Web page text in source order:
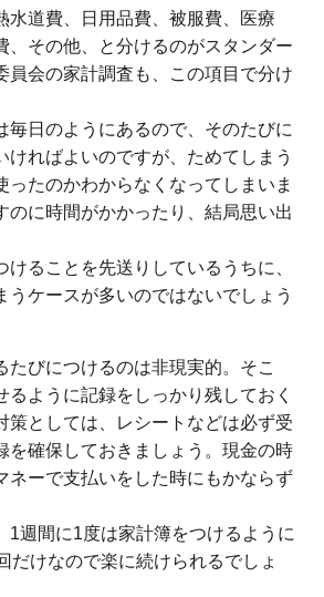
水道費、日用品費、被服費、医療
、その他、と分けるのがスタンダー
員会の家計調査も、この項目で分け
毎日のようにあるので、そのたびに
ければよいのですが、ためてしまう
ったのかわからなくなってしまいま
のに時間がかかったり、結局思い出
けることを先送りしているうちに、
うケースが多いのではないでしょう
たびにつけるのは非現実的。そこ
るように記録をしっかり残しておく
策としては、レシートなどは必ず受
を確保しておきましょう。現金の時
ネーで支払いをした時にもかならず
1週間に1度は家計簿をつけるように
だけなので楽に続けられるでしょ